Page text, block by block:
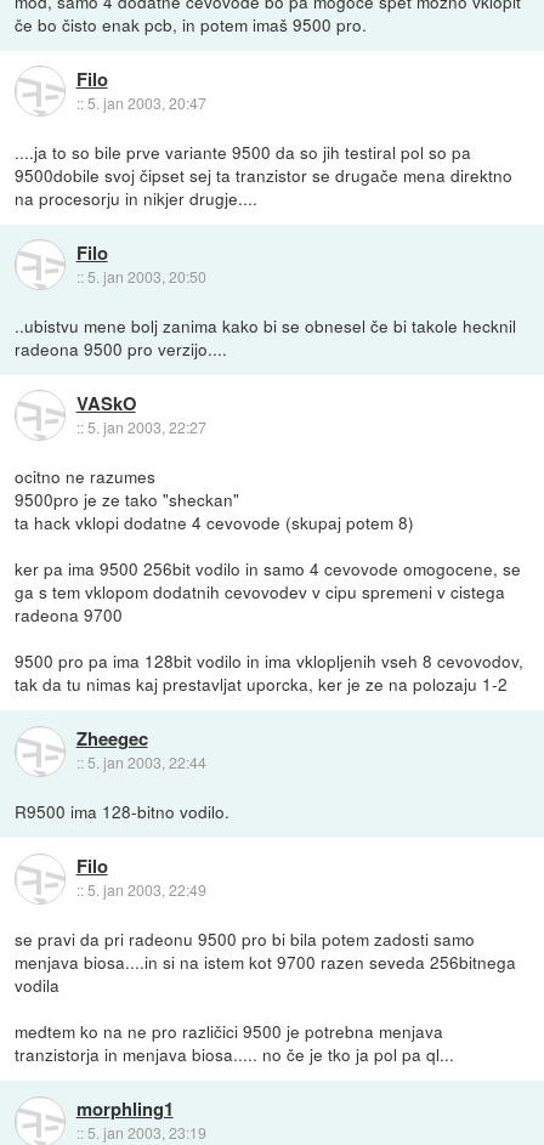
če bo čisto enak pcb, in potem imaš 9500 pro.
Filo
::5. jan 2003, 20:47
....ja to so bile prve variante 9500 da so jih testiral pol so pa
9500dobile svoj čipset sej ta tranzistor se drugače mena direktno
na procesorju in nikjer drugje....
Filo
:: 5. jan 2003, 20:50
..ubistvu mene bolj zanima kako bi se obnesel če bi takole hecknil
radeona 9500 pro verzijo....
VASkO
::5. jan 2003, 22:27
ocitno ne razumes
9500pro je ze tako "sheckan"
ta hack vklopi dodatne 4 cevovode (skupaj potem 8)
ker pa ima 9500 256bit vodilo in samo 4 cevovode omogocene, se
ga s tem vklopom dodatnih cevovodev v cipu spremeni v cistega
radeona 9700
9500 pro pa ima 128bit vodilo in ima vklopljenih vseh 8 cevovodov,
tak da tu nimas kaj prestavljat uporcka, ker je ze na polozaju 1-2
Zheegec
:: 5. jan 2003, 22:44
R9500 ima 128-bitno vodilo.
Filo
::5. jan 2003, 22:49
se pravi da pri radeonu 9500 pro bi bila potem zadosti samo
menjava biosa....in si na istem kot 9700 razen seveda 256bitnega
vodila
medtem ko na ne pro različici 9500 je potrebna menjava
tranzistorja in menjava biosa..... no če je tko ja pol pa ql...
morphling1
:: 5. jan 2003, 23:19